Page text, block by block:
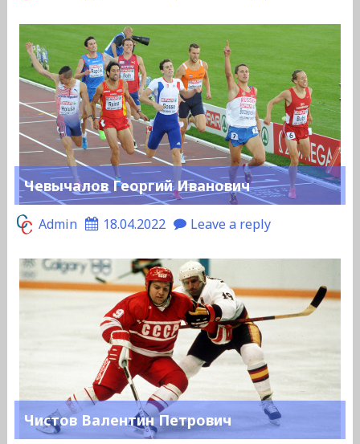
Чевычалов Георгий Иванович
Admin 18.04.2022 Leave a reply
Чистов Валентин Петрович